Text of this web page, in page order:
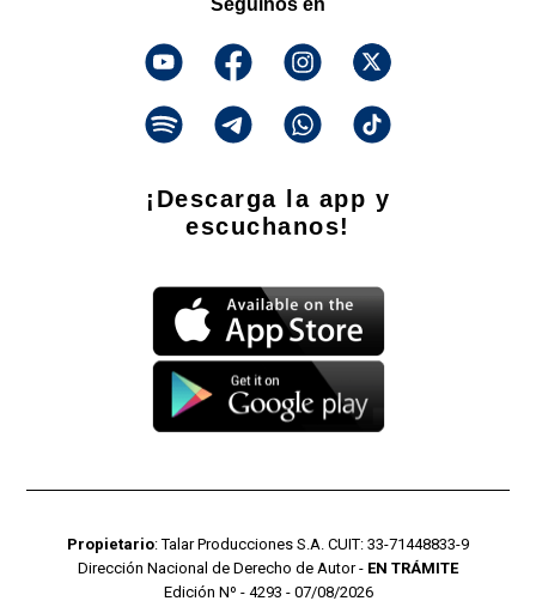
Seguinos en
¡Descarga la app y
escuchanos!
Propietario: Talar Producciones S.A. CUIT: 33-71448833-9
Dirección Nacional de Derecho de Autor - EN TRÁMITE
Edición Nº - 4293 - 07/08/2026